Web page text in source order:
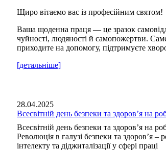
Щиро вітаємо вас із професійним святом!
Ваша щоденна праця — це зразок
чуйності, людяності й самопожертви.
приходите на допомогу, підтримуєте
[детальніше]
28.04.2025
Всесвітній день безпеки та здоров’я на
Всесвітній день безпеки та здоров’я на
Революція в галузі безпеки та здоров’я –
інтелекту та діджиталізації у сфері праці